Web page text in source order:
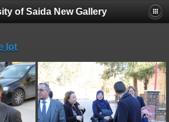
of Saida New Gallery
lot